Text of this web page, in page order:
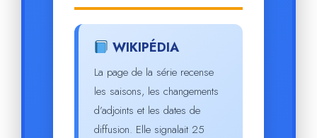
WIKIPÉDIA
La page de la série recense
les saisons, les changements
d’adjoints et les dates de
diffusion. Elle signalait 25